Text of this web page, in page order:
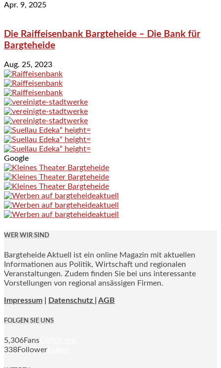
Apr. 9, 2025
Die Raiffeisenbank Bargteheide – Die Bank für
Bargteheide
Aug. 25, 2023
Google
WER WIR SIND
Bargteheide Aktuell ist ein online Magazin mit aktuellen
Informationen aus Politik, Wirtschaft und regionalen
Veranstaltungen. Zudem finden Sie bei uns interessante
Vorstellungen von regional ansässigen Firmen.
Impressum Datenschutz | AGB
FOLGEN SIE UNS
5,306Fans
338Follower